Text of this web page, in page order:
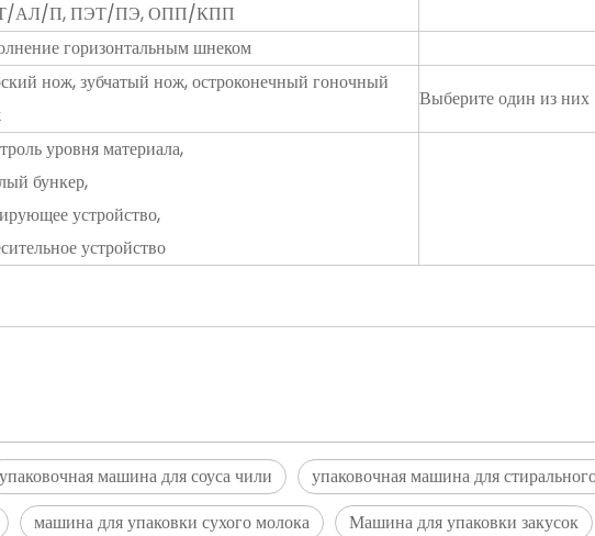
АЛ/П, ПЭТ/ПЭ, ОПП/КПП
горизонтальным шнеком
нож, зубчатый нож, остроконечный гоночный
Выберите один из них
уровня материала,
бункер,
устройство,
устройство
упаковочная машина для соуса чили
упаковочная машина для
машина для упаковки сухого молока Машина для упаковки закусок